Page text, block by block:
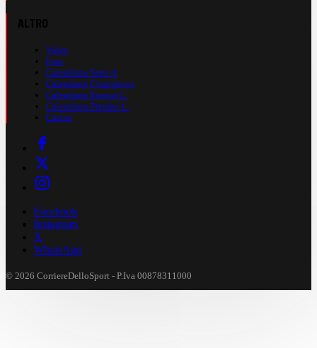
Video
Foto
Calendario Serie A
Calendario Champions
Calendario Europa L.
Calendario Premier L.
Casinò
Facebook
Instagram
X
WhatsApp
© 2026 CorriereDelloSport - P.Iva 00878311000